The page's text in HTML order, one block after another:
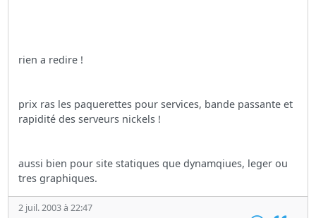
rien a redire !
prix ras les paquerettes pour services, bande passante et
rapidité des serveurs nickels !
aussi bien pour site statiques que dynamqiues, leger ou
tres graphiques.
2 juil. 2003 à 22:47